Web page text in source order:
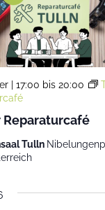
| 17:00 bis 20:00
Tulln